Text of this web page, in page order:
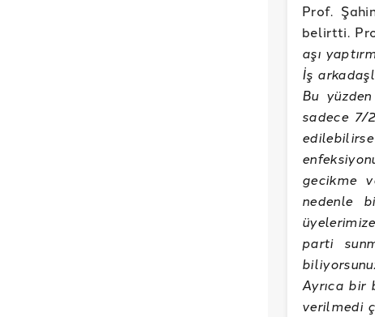
Prof.
belirtti.
aşı
İş
Bu
sadece 7/
gecikme
nedenle
parti
Ayrıca bir
verilmedi